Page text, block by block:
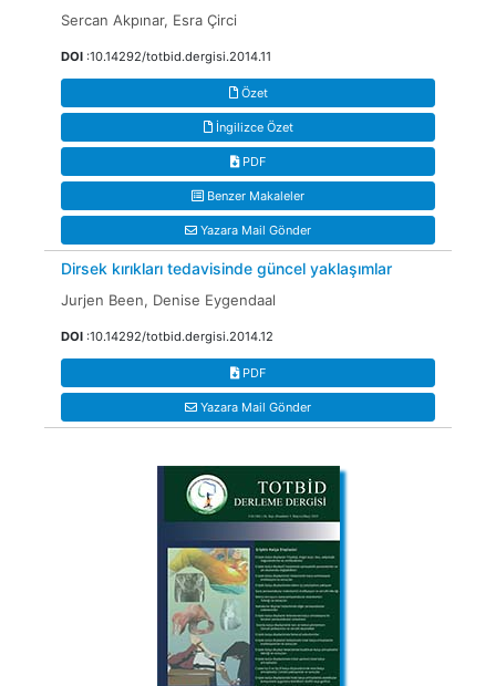
Sercan Akpınar, Esra Çirci
DOI :10.14292/totbid.dergisi.2014.11
Özet
İngilizce Özet
PDF
Benzer Makaleler
Yazara Mail Gönder
Dirsek kırıkları tedavisinde güncel yaklaşımlar
Jurjen Been, Denise Eygendaal
DOI :10.14292/totbid.dergisi.2014.12
PDF
Yazara Mail Gönder